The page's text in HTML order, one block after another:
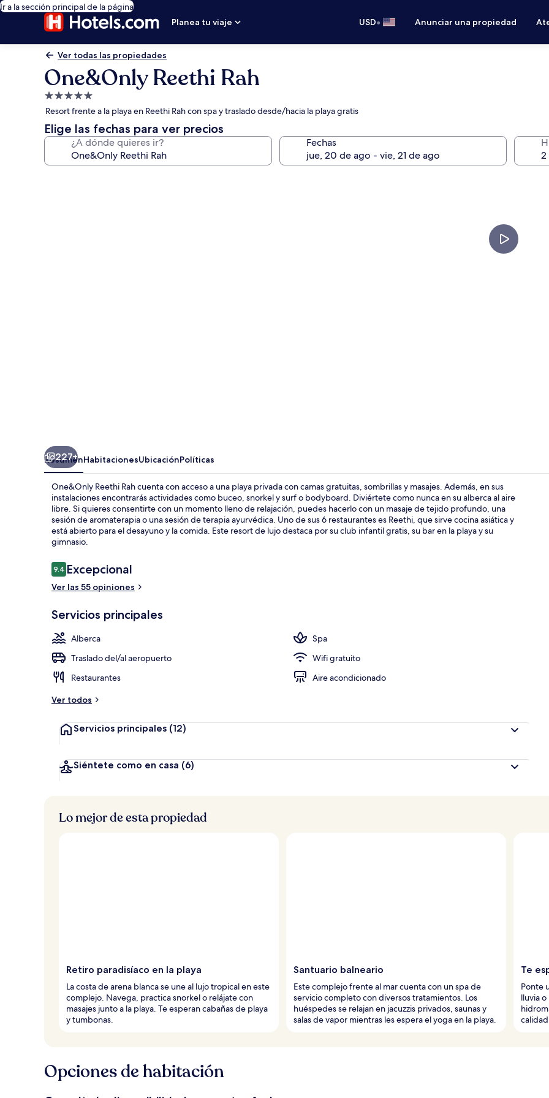
Ir a la sección principal de la página
Planea tu viaje
USD• Anunciar una propiedad
Ver todas las propiedades
One&Only Reethi Rah
Propiedad
de
5.0
estrellas
Resort frente a la playa en Reethi Rah con spa y traslado desde/hacia la playa gratis
Elige las fechas para ver precios
¿A dónde quieres ir? Fechas
Ropa de
227+
ResumenHabitacionesUbicaciónPolíticas
One&Only Reethi Rah cuenta con acceso a una playa privada con camas gratuitas, sombrillas y masajes. Además, en sus
instalaciones encontrarás actividades como buceo, snorkel y surf o bodyboard. Diviértete como nunca en su alberca al aire
libre. Si quieres consentirte con un momento lleno de relajación, puedes hacerlo con un masaje de tejido profundo, una
sesión de aromaterapia o una sesión de terapia ayurvédica. Uno de sus 6 restaurantes es Reethi, que sirve cocina asiática y
está abierto para el desayuno y la comida. Este resort de lujo destaca por su club infantil gratis, su bar en la playa y su
gimnasio.
Opiniones
9.49.4 de 10,
Excepcional
Ver las 55 opiniones
Servicios principales
Alberca
Spa
Traslado del/al aeropuerto
Wifi gratuito
Restaurantes
Aire acondicionado
Ver todos
Servicios principales (12)
Siéntete como en casa (6)
Lo mejor de esta propiedad
Retiro paradisíaco en la playa
La costa de arena blanca se une al lujo tropical en este
complejo. Navega, practica snorkel o relájate con
masajes junto a la playa. Te esperan cabañas de playa
y tumbonas.
Santuario balneario
Este complejo frente al mar cuenta con un spa de
servicio completo con diversos tratamientos. Los
huéspedes se relajan en jacuzzis privados, saunas y
salas de vapor mientras les espera el yoga en la playa.
Te
Ponte
lluvia
Opciones de habitación